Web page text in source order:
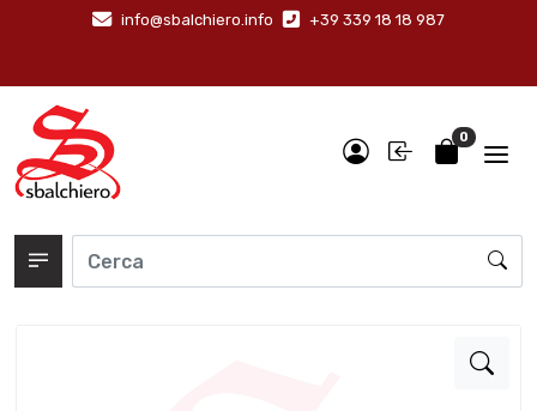
info@sbalchiero.info +39 339 18 18 987
0